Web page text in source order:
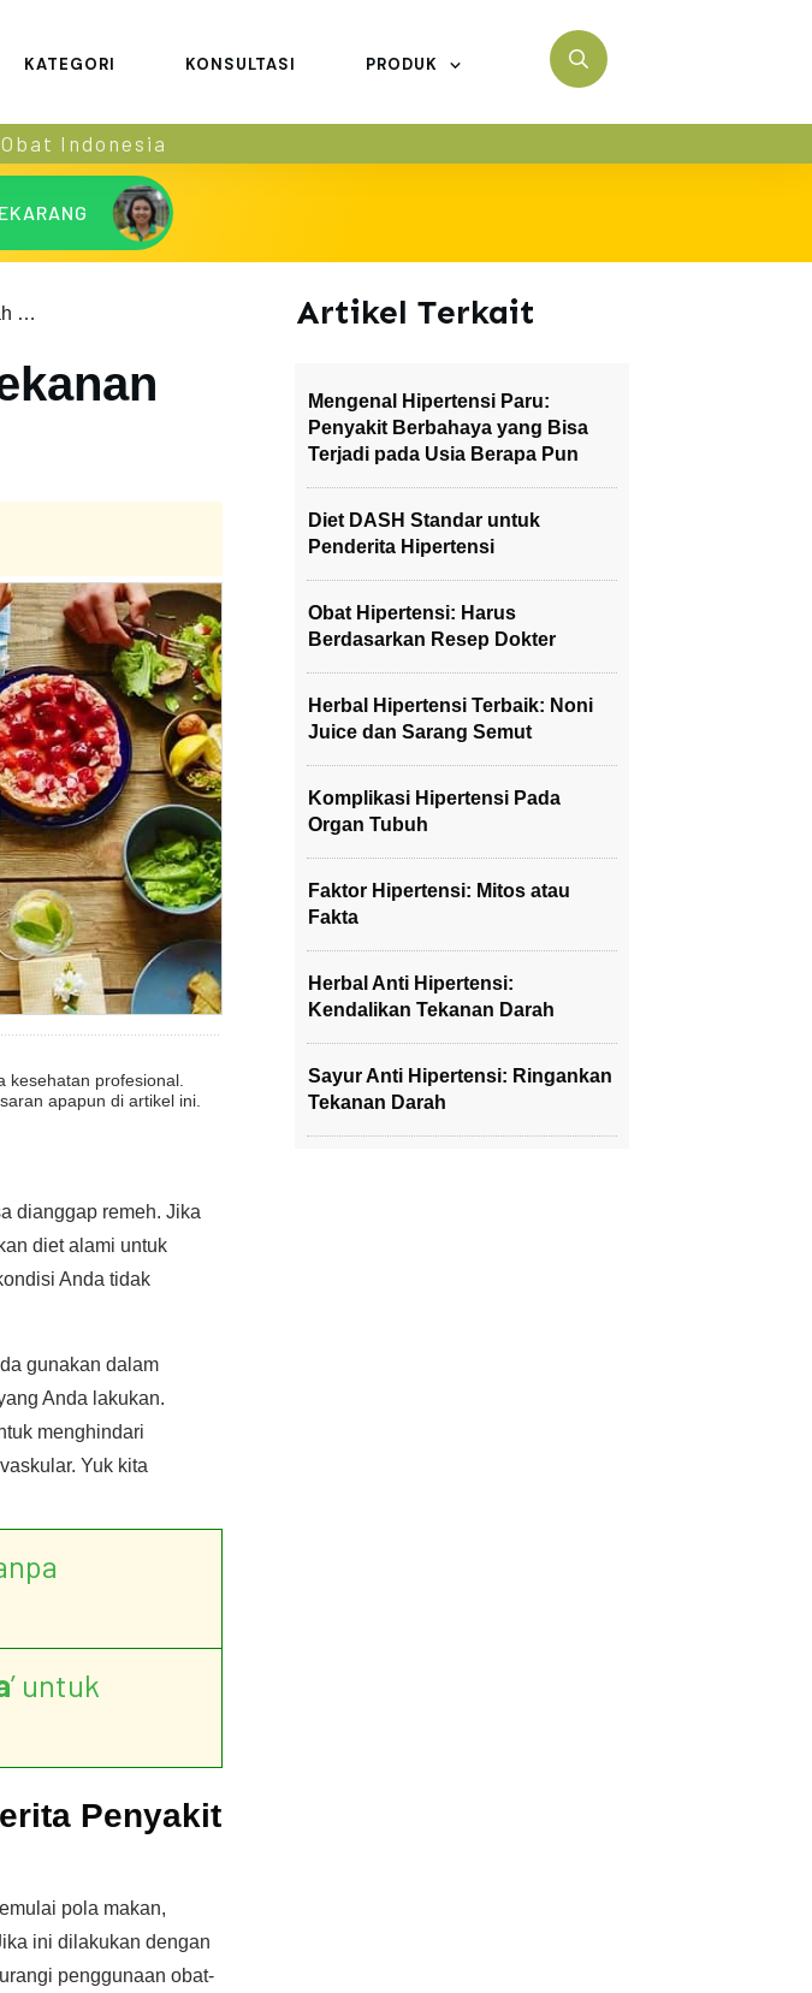
KATEGORI KONSULTASI PRODUK
Indonesia
Diet Hipertensi: Stabilkan Tekanan Darah Penderitanya!
kesehatan profesional.
apapun di artikel ini.
dianggap remeh. Jika
diet alami untuk
Anda tidak
gunakan dalam
Anda lakukan.
menghindari
Yuk kita
’ untuk
Penyakit
pola makan,
ini dilakukan dengan
penggunaan obat-
Artikel Terkait
Mengenal Hipertensi Paru:
Penyakit Berbahaya yang Bisa
Terjadi pada Usia Berapa Pun
Diet DASH Standar untuk
Penderita Hipertensi
Obat Hipertensi: Harus
Berdasarkan Resep Dokter
Herbal Hipertensi Terbaik: Noni
Juice dan Sarang Semut
Komplikasi Hipertensi Pada
Organ Tubuh
Faktor Hipertensi: Mitos atau
Fakta
Herbal Anti Hipertensi:
Kendalikan Tekanan Darah
Sayur Anti Hipertensi: Ringankan
Tekanan Darah